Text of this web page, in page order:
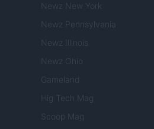
Newz New York
Newz Pennsylvania
Newz Illinois
Newz Ohio
Gameland
Hig Tech Mag
Scoop Mag